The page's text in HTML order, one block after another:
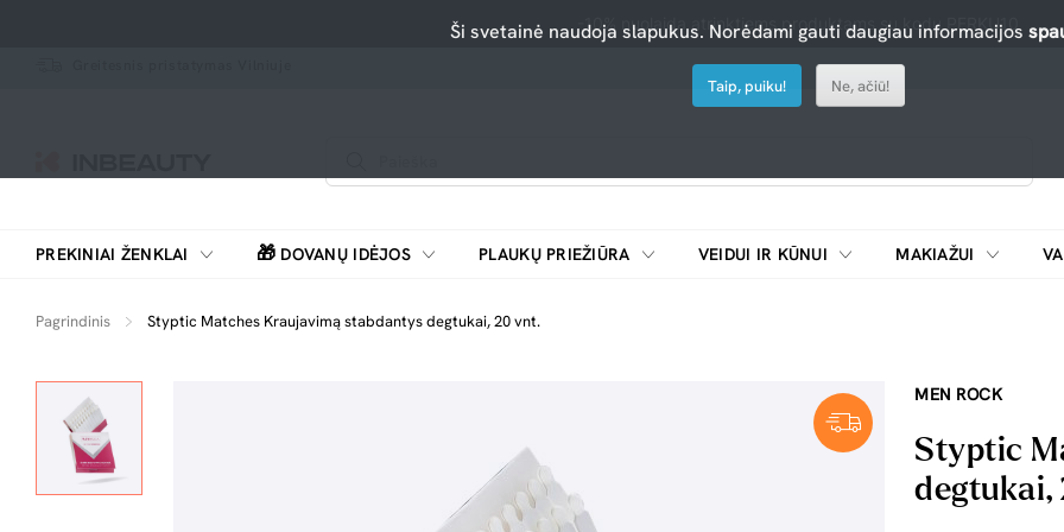
-10% nuolaida atrinktiems produktams su kodu PERKU10
PREKINIAI ŽENKLAI 🎁 DOVANŲ IDĖJOS PLAUKŲ PRIEŽIŪRA VEIDUI IR KŪNUI MAKIAŽUI
Pagrindinis Styptic Matches Kraujavimą stabdantys degtukai, 20 vnt.
MEN ROCK
Styptic
degtukai,
Ši svetainė naudoja slapukus. Norėdami gauti daugiau informacijos
Taip, puiku! Ne, ačiū!